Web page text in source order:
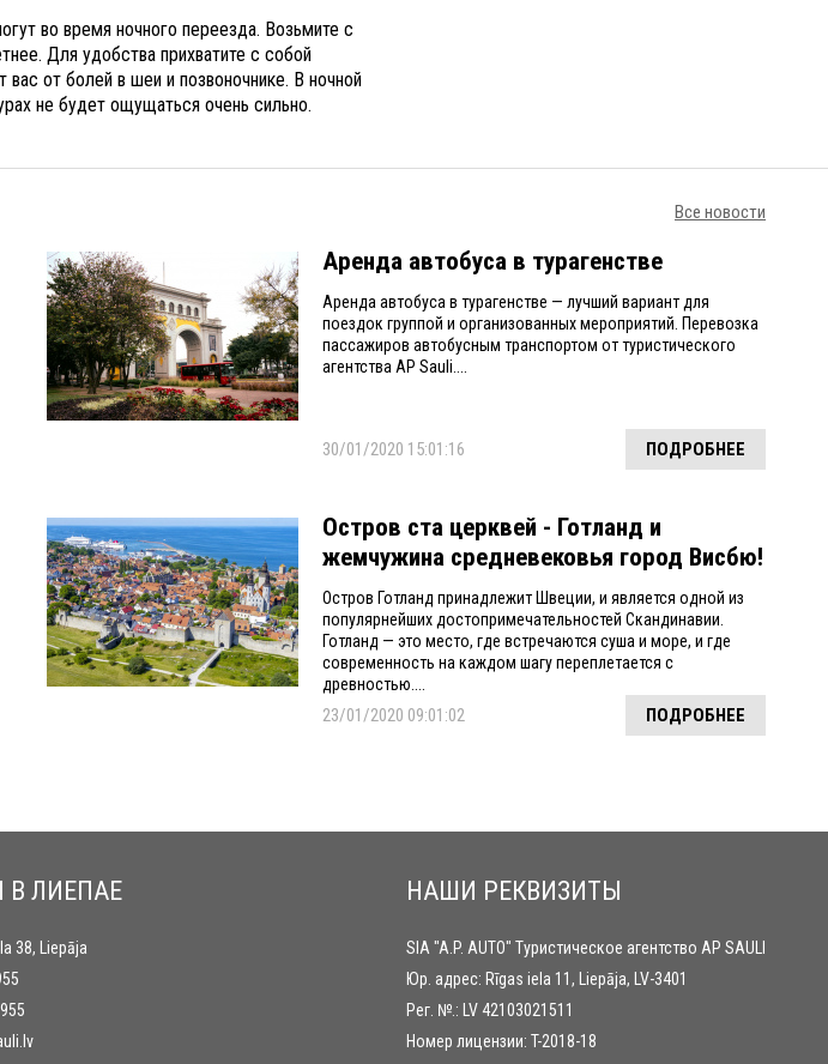
во время ночного переезда. Возьмите с
Для удобства прихватите с собой
от болей в шеи и позвоночнике. В ночной
не будет ощущаться очень сильно.
Все новости
Аренда автобуса в турагенстве
Аренда автобуса в турагенстве — лучший вариант для
поездок группой и организованных мероприятий. Перевозка
пассажиров автобусным транспортом от туристического
агентства AP Sauli....
30/01/2020 15:01:16 ПОДРОБНЕЕ
Остров ста церквей - Готланд и
жемчужина средневековья город Висбю!
Остров Готланд принадлежит Швеции, и является одной из
популярнейших достопримечательностей Скандинавии.
Готланд — это место, где встречаются суша и море, и где
современность на каждом шагу переплетается с
древностью....
23/01/2020 09:01:02 ПОДРОБНЕЕ
В ЛИЕПАЕ
38, Liepāja
НАШИ РЕКВИЗИТЫ
SIA "A.P. AUTO" Туристическое агентство AP SAULI
Юр. адрес: Rīgas iela 11, Liepāja, LV-3401
Рег. №.: LV 42103021511
Номер лицензии: T-2018-18